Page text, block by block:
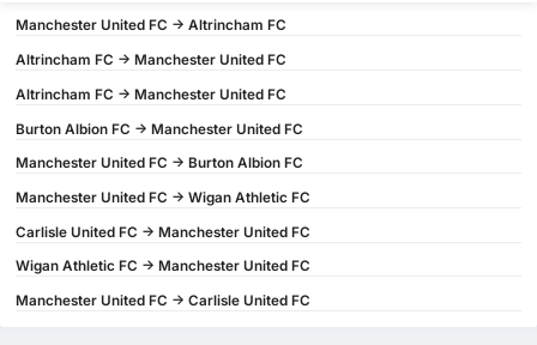
Manchester United FC -> Altrincham FC
Altrincham FC -> Manchester United FC
Altrincham FC -> Manchester United FC
Burton Albion FC -> Manchester United FC
Manchester United FC -> Burton Albion FC
Manchester United FC -> Wigan Athletic FC
Carlisle United FC -> Manchester United FC
Wigan Athletic FC -> Manchester United FC
Manchester United FC -> Carlisle United FC